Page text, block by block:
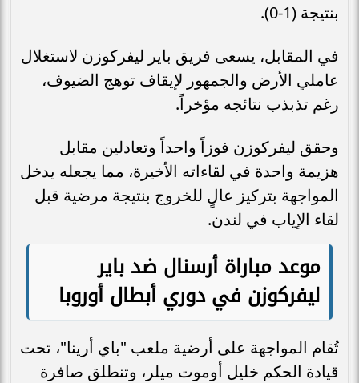
بنتيجة (1-0).
في المقابل، يسعى فريق باير ليفركوزن لاستغلال
عاملي الأرض والجمهور لإيقاف توهج الضيوف،
رغم تذبذب نتائجه مؤخراً.
وحقق ليفركوزن فوزاً واحداً وتعادلين مقابل
هزيمة واحدة في لقاءاته الأخيرة، مما يجعله يدخل
المواجهة بتركيز عالٍ للخروج بنتيجة مرضية قبل
لقاء الإياب في لندن.
موعد مباراة أرسنال ضد باير
ليفركوزن في دوري أبطال أوروبا
تُقام المواجهة على أرضية ملعب "باي أرينا"، تحت
قيادة الحكم خليل أوموت ميلر، وتنطلق صافرة